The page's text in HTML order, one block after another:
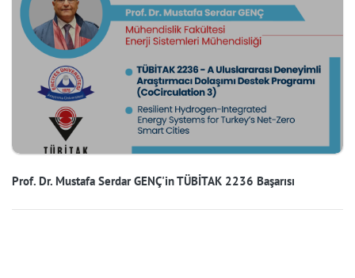
Prof. Dr. Mustafa Serdar GENÇ'in TÜBİTAK 2236 Başarısı